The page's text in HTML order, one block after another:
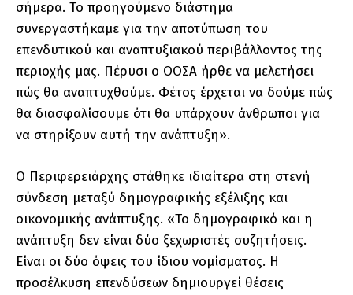
σήμερα. Το προηγούμενο διάστημα
συνεργαστήκαμε για την αποτύπωση του
επενδυτικού και αναπτυξιακού περιβάλλοντος της
περιοχής μας. Πέρυσι ο ΟΟΣΑ ήρθε να μελετήσει
πώς θα αναπτυχθούμε. Φέτος έρχεται να δούμε πώς
θα διασφαλίσουμε ότι θα υπάρχουν άνθρωποι για
να στηρίξουν αυτή την ανάπτυξη».
Ο Περιφερειάρχης στάθηκε ιδιαίτερα στη στενή
σύνδεση μεταξύ δημογραφικής εξέλιξης και
οικονομικής ανάπτυξης. «Το δημογραφικό και η
ανάπτυξη δεν είναι δύο ξεχωριστές συζητήσεις.
Είναι οι δύο όψεις του ίδιου νομίσματος. Η
προσέλκυση επενδύσεων δημιουργεί θέσεις